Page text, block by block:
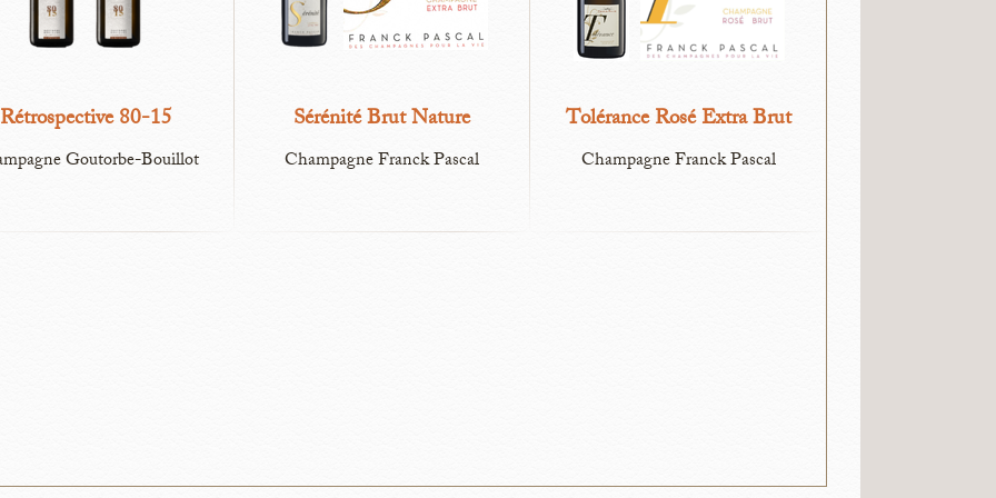
Rétrospective 80-15
Goutorbe-Bouillot
Sérénité Brut Nature
Champagne Franck Pascal
Tolérance Rosé Extra Brut
Champagne Franck Pascal